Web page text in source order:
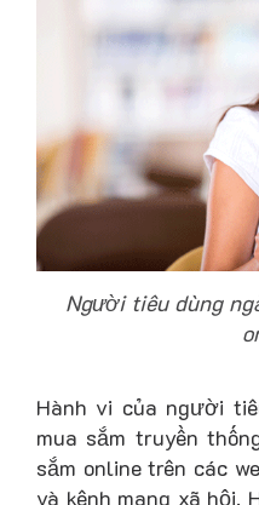
Người tiêu dùng
Hành vi của người
mua sắm truyền
sắm online trên các
và kênh mạng xã hội.